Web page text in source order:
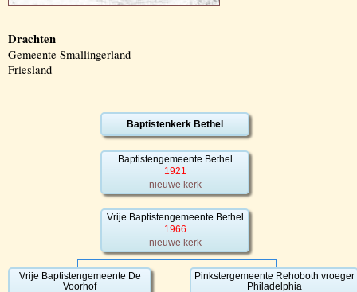
Drachten
Gemeente Smallingerland
Friesland
Baptistenkerk Bethel
Baptistengemeente Bethel
1921
nieuwe kerk
Vrije Baptistengemeente Bethel
1966
nieuwe kerk
Vrije Baptistengemeente De
Voorhof
Pinkstergemeente Rehoboth vroeger
Philadelphia